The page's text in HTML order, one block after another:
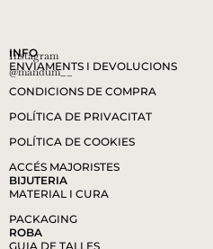
Instagram
@mandum__
INFO
ENVIAMENTS I DEVOLUCIONS
CONDICIONS DE COMPRA
POLÍTICA DE PRIVACITAT
POLÍTICA DE COOKIES
ACCÉS MAJORISTES
BIJUTERIA
MATERIAL I CURA
PACKAGING
ROBA
GUIA DE TALLES